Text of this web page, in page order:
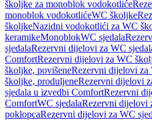
školjke za monoblok vodokotliće
monoblok vodokotlićeWC školjke
školjkeNazidni vodokotlići za WC
keramikeMonoblokWC sjedala
sjedalaRezervni dijelovi za WC
ComfortRezervni dijelovi za WC
školjke, povišeneRezervni dijelovi za
školjke, produljeneRezervni dijelovi
sjedala u izvedbi ComfortRezervni
ComfortWC sjedalaRezervni dijelovi
poklopcaRezervni dijelovi za WC